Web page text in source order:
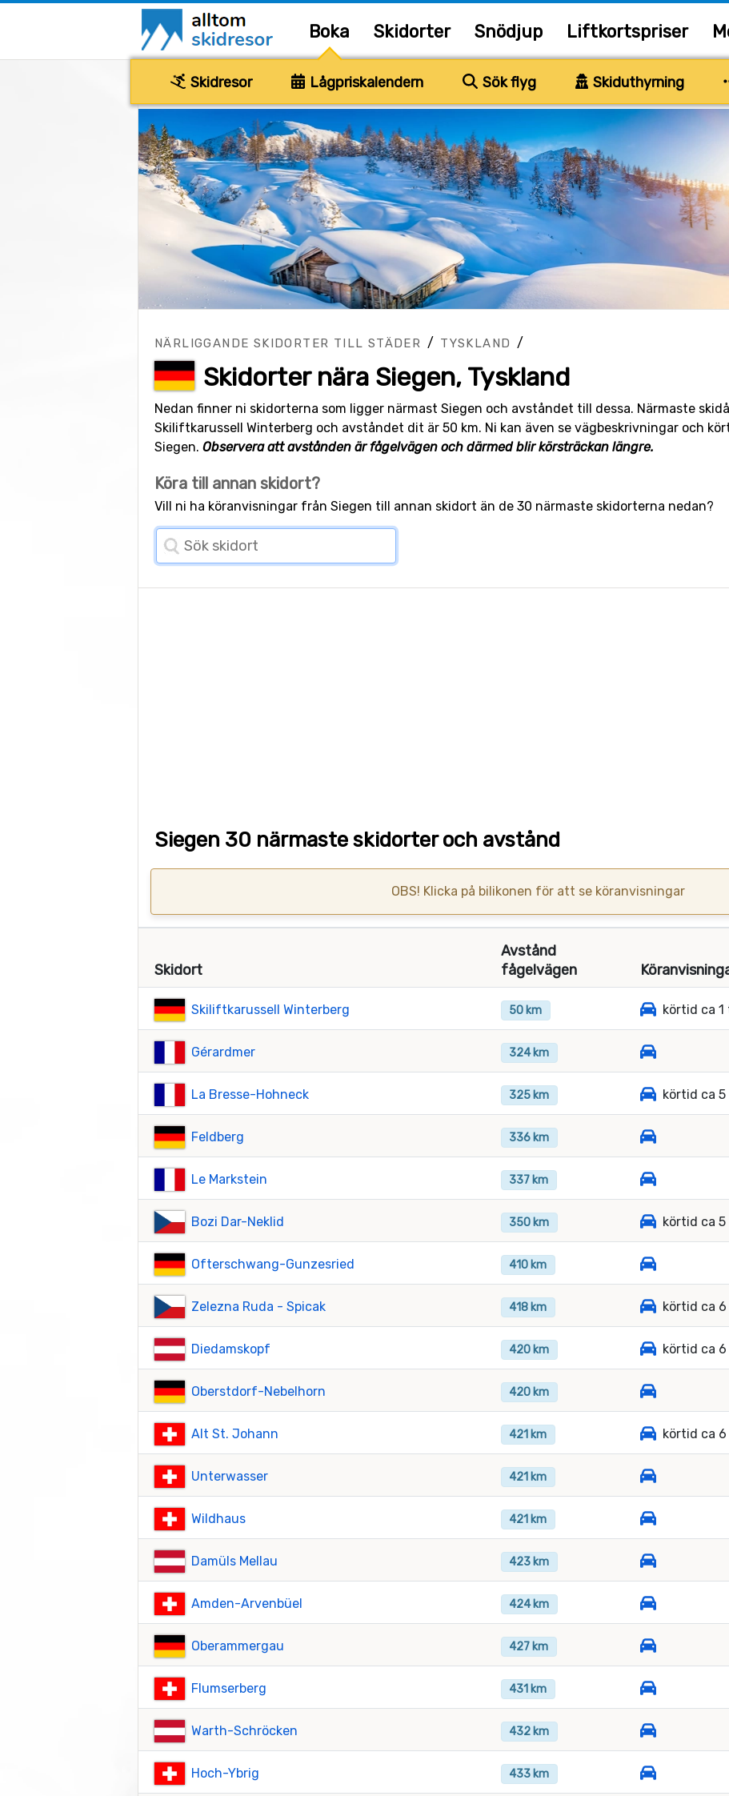
Boka Skidorter Snödjup Liftkortspriser
Skidresor Lågpriskalendern Sök flyg Skiduthyrning
NÄRLIGGANDE SKIDORTER TILL STÄDER / TYSKLAND /
Skidorter nära Siegen, Tyskland
Nedan finner ni skidorterna som ligger närmast Siegen och avståndet till dessa. Närmaste
Skiliftkarussell Winterberg och avståndet dit är 50 km. Ni kan även se vägbeskrivningar och
Siegen. Observera att avstånden är fågelvägen och därmed blir körsträckan längre.
Köra till annan skidort?
Vill ni ha köranvisningar från Siegen till annan skidort än de 30 närmaste skidorterna nedan?
Siegen 30 närmaste skidorter och avstånd
OBS! Klicka på bilikonen för att se köranvisningar
Skidort
Avstånd
fågelvägen
Skiliftkarussell Winterberg 50 km körtid ca 1
Gérardmer 324 km
La Bresse-Hohneck 325 km körtid ca 5
Feldberg 336 km
Le Markstein 337 km
Bozi Dar-Neklid 350 km körtid ca
Ofterschwang-Gunzesried 410 km
Zelezna Ruda - Spicak 418 km körtid ca
Diedamskopf 420 km körtid ca
Oberstdorf-Nebelhorn 420 km
Alt St. Johann 421 km körtid ca
Unterwasser 421 km
Wildhaus 421 km
Damüls Mellau 423 km
Amden-Arvenbüel 424 km
Oberammergau 427 km
Flumserberg 431 km
Warth-Schröcken 432 km
Hoch-Ybrig 433 km